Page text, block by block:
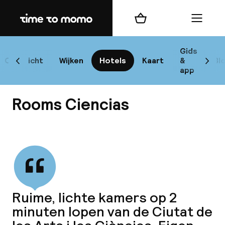
Home
Overzicht Wijken Hotels Kaart
Gids
&
app
Scroll naar links
Winkelmand Menu
Rooms Ciencias
Ruime, lichte kamers op 2
minuten lopen van de Ciutat de